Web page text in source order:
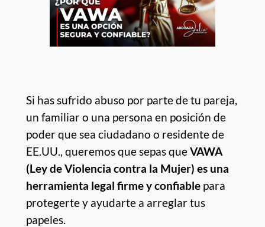
Si has sufrido abuso por parte de tu pareja,
un familiar o una persona en posición de
poder que sea ciudadano o residente de
EE.UU., queremos que sepas queVAWA
(Ley de Violencia contra la Mujer) es una
herramienta legal firme y confiablepara
protegerte y ayudarte a arreglar tus
papeles.